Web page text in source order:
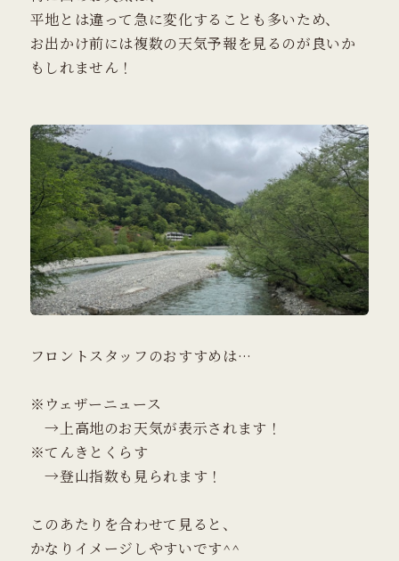
平地とは違って急に変化することも多いため、
お出かけ前には複数の天気予報を見るのが良いか
もしれません！
フロントスタッフのおすすめは…
※ウェザーニュース
→上高地のお天気が表示されます！
※てんきとくらす
→登山指数も見られます！
このあたりを合わせて見ると、
かなりイメージしやすいです^^